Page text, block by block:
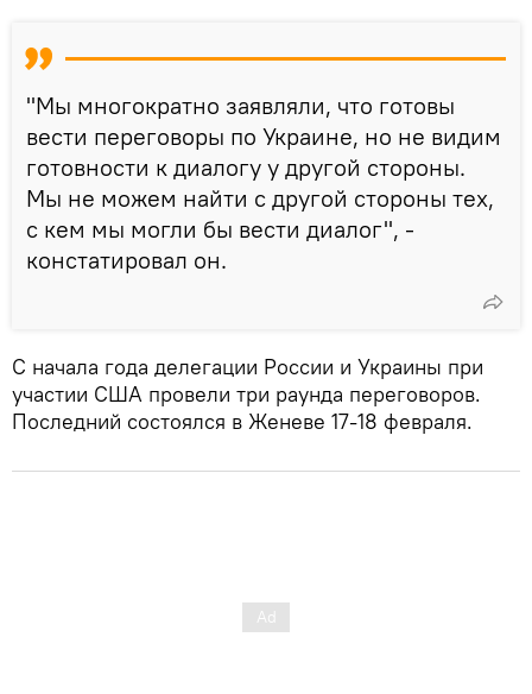
"Мы многократно заявляли, что готовы
вести переговоры по Украине, но не видим
готовности к диалогу у другой стороны.
Мы не можем найти с другой стороны тех,
с кем мы могли бы вести диалог", -
констатировал он.
С начала года делегации России и Украины при
участии США провели три раунда переговоров.
Последний состоялся в Женеве 17-18 февраля.